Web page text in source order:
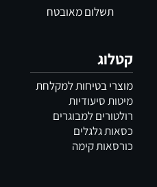
תשלום מאובטח
קטלוג
מוצרי בטיחות למקלחת
מיטות סיעודיות
רולטורים למבוגרים
כסאות גלגלים
כורסאות קימה